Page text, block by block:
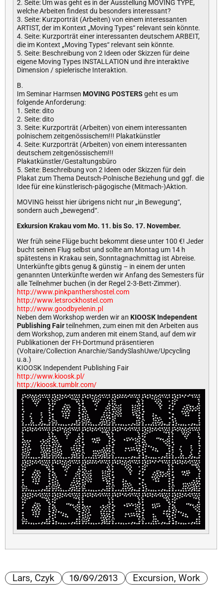
2. Seite: Um was geht es in der Ausstellung MOVING TYPE,
welche Arbeiten findest du besonders interessant?
3. Seite: Kurzporträt (Arbeiten) von einem interessanten
ARTIST, der im Kontext „Moving Types“ relevant sein könnte.
4. Seite: Kurzporträt einer interessanten deutschem ARBEIT,
die im Kontext „Moving Types“ relevant sein könnte.
5. Seite: Beschreibung von 2 Ideen oder Skizzen für deine
eigene Moving Types INSTALLATION und ihre interaktive
Dimension / spielerische Interaktion.
B.
Im Seminar Harmsen MOVING POSTERS geht es um
folgende Anforderung:
1. Seite: dito
2. Seite: dito
3. Seite: Kurzporträt (Arbeiten) von einem interessanten
polnischem zeitgenössischem!!! Plakatkünstler
4. Seite: Kurzporträt (Arbeiten) von einem interessanten
deutschem zeitgenössischem!!!
Plakatkünstler/Gestaltungsbüro
5. Seite: Beschreibung von 2 Ideen oder Skizzen für dein
Plakat zum Thema Deutsch-Polnische Beziehung und ggf. die
Idee für eine künstlerisch-pägogische (Mitmach-)Aktion.
MOVING heisst hier übrigens nicht nur „in Bewegung“,
sondern auch „bewegend“.
Exkursion Krakau vom Mo. 11. bis So. 17. November.
Wer früh seine Flüge bucht bekommt diese unter 100 €! Jeder
bucht seinen Flug selbst und sollte am Montag um 14 h
spätestens in Krakau sein, Sonntagnachmittag ist Abreise.
Unterkünfte gibts genug & günstig – in einem der unten
genannten Unterkünfte werden wir Anfang des Semesters für
alle Teilnehmer buchen (in der Regel 2-3-Bett-Zimmer).
http://www.pinkpanthershostel.com
http://www.letsrockhostel.com
http://www.goodbyelenin.pl
Neben dem Workshop werden wir an KIOOSK Independent
Publishing Fairteilnehmen, zum einen mit den Arbeiten aus
dem Workshop, zum anderen mit einem Stand, auf dem wir
Publikationen der FH-Dortmund präsentieren
(Voltaire/Collection Anarchie/SandySlashUwe/Upcycling
u.a.)
KIOOSK Independent Publishing Fair
http://www.kioosk.pl/
http://kioosk.tumblr.com/
Lars, Czyk 10/09/2013 Excursion, Work